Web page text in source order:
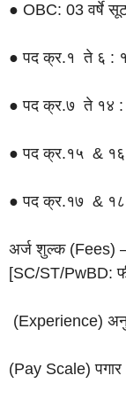
● OBC: 03 वर्षे
● पद क्र.१ ते ६ :
● पद क्र.७ ते १४ :
● पद क्र.१५ &
● पद क्र.१७ & १८
अर्ज शुल्क (Fees)
[SC/ST/PwBD:
(Experience)
(Pay Scale)